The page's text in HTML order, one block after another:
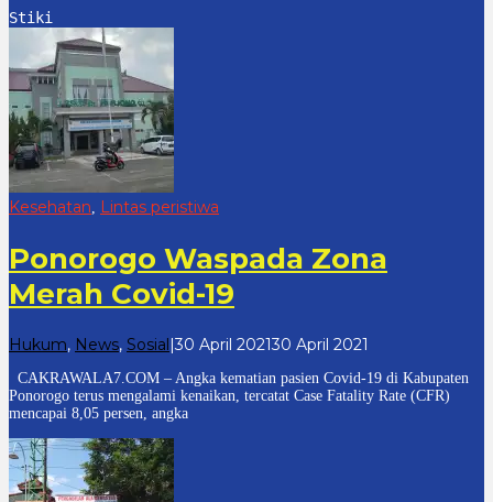
Stiki
Kesehatan, Lintas peristiwa
Ponorogo Waspada Zona
Merah Covid-19
Hukum, News, Sosial |30 April 202130 April 2021
7
CAKRAWALA7.COM – Angka kematian pasien Covid-19 di Kabupaten
Ponorogo terus mengalami kenaikan, tercatat Case Fatality Rate (CFR)
mencapai 8,05 persen, angka